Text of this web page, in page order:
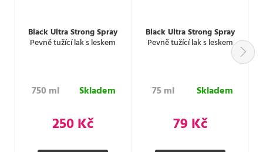
Black Ultra Strong Spray
Pevně tužící lak s leskem
750 ml Skladem
250 Kč
Black Ultra Strong Spray
Pevně tužící lak s leskem
75 ml Skladem
79 Kč